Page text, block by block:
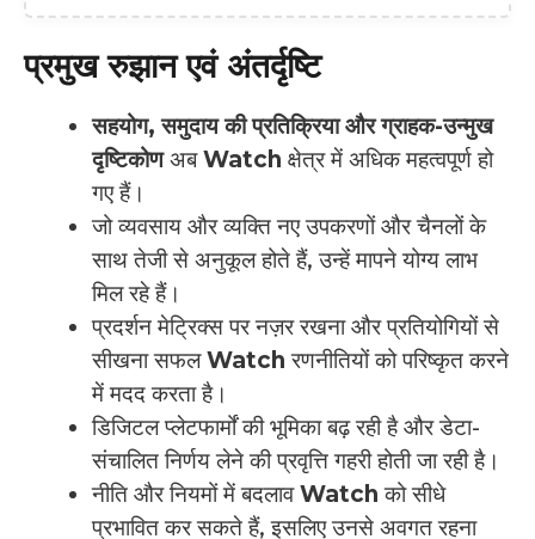
प्रमुख रुझान एवं अंतर्दृष्टि
सहयोग, समुदाय की प्रतिक्रिया और ग्राहक-उन्मुख
दृष्टिकोणअबWatch क्षेत्र में अधिक महत्वपूर्ण हो
गए हैं।
जो व्यवसाय और व्यक्ति नए उपकरणों और चैनलों के
साथ तेजी से अनुकूल होते हैं, उन्हें मापने योग्य लाभ
मिल रहे हैं।
प्रदर्शन मेट्रिक्स पर नज़र रखना और प्रतियोगियों से
सीखना सफलWatch रणनीतियों को परिष्कृत करने
में मदद करता है।
डिजिटल प्लेटफार्मों की भूमिका बढ़ रही है और डेटा-
संचालित निर्णय लेने की प्रवृत्ति गहरी होती जा रही है।
नीति और नियमों में बदलावWatch को सीधे
प्रभावित कर सकते हैं, इसलिए उनसे अवगत रहना